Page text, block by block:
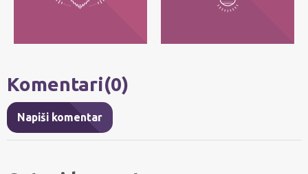
Komentari(0)
Napiši komentar